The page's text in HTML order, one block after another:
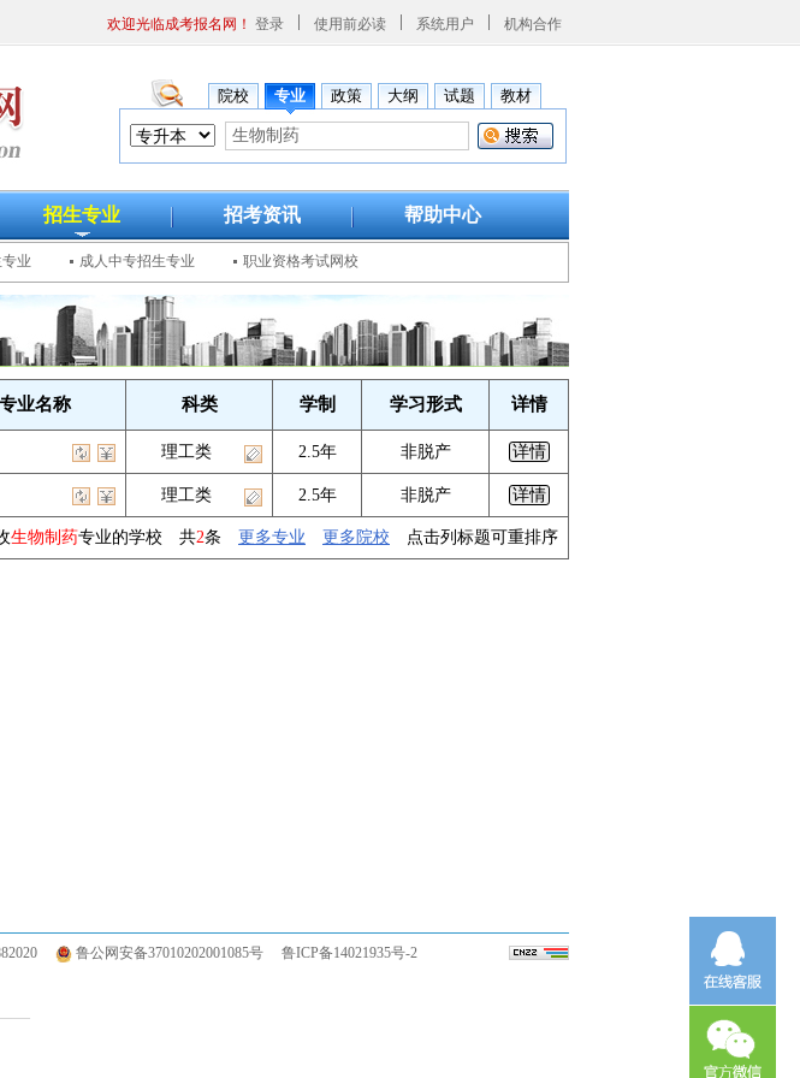
欢迎光临成考报名网！ 登录 使用前必读 系统用户 机构合作
院校 专业 政策 大纲 试题 教材
招生专业 招考资讯 帮助中心
业 成人中专招生专业 职业资格考试网校
业名称 科类 学制 学习形式 详情
理工类 2.5年 非脱产 详情
理工类 2.5年 非脱产 详情
生物制药专业的学校 共2条 更多专业 更多院校 点击列标题可重排序
鲁公网安备37010202001085号 鲁ICP备14021935号-2